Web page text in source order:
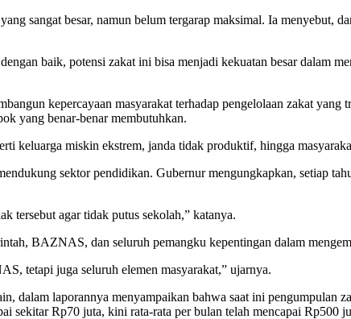
sangat besar, namun belum tergarap maksimal. Ia menyebut,
baik, potensi zakat ini bisa menjadi kekuatan besar dalam
kepercayaan masyarakat terhadap pengelolaan zakat yang
yang benar-benar membutuhkan.
keluarga miskin ekstrem, janda tidak produktif, hingga
sektor pendidikan. Gubernur mengungkapkan, setiap
tersebut agar tidak putus sekolah,” katanya.
BAZNAS, dan seluruh pemangku kepentingan dalam
tetapi juga seluruh elemen masyarakat,” ujarnya.
dalam laporannya menyampaikan bahwa saat ini pengumpulan
sekitar Rp70 juta, kini rata-rata per bulan telah mencapai Rp500